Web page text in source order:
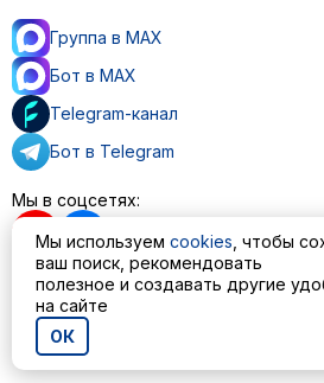
Группа в MAX
Бот в MAX
Telegram-канал
Бот в Telegram
Мы в соцсетях:
Пользовательское соглашение
Политика обработки персональных
© ООО «МППМ» 2023—2026
Мы используем cookies , чтобы
ваш поиск, рекомендовать
полезное и создавать другие
на сайте
ОК